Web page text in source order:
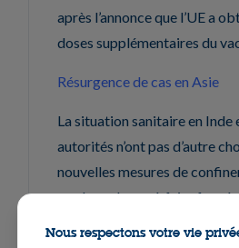
après l’annonce que l’UE a
doses supplémentaires du
Résurgence de cas en Asie
La situation sanitaire en
autorités n’ont pas d’autre
nouvelles mesures de
pas le seul pays à faire face à
le cas aussi en Thaïlande, au
Nous respectons votre vie